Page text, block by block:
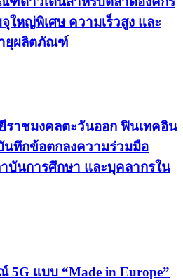
ใหญ่พิเศษ ความเร็วสูง และ
ยุผลิตภัณฑ์
ราชมงคลตะวันออก ฟินเทคอิน
นทึกข้อตกลงความร่วมมือ
นการศึกษา และบุคลากรใน
5G แบบ “Made in Europe”